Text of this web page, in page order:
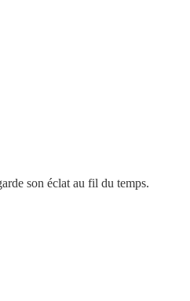
son éclat au fil du temps.